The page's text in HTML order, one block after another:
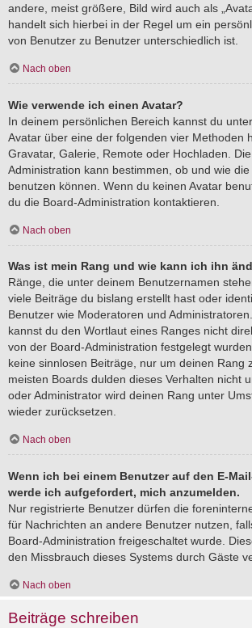
andere, meist größere, Bild wird auch als
handelt sich hierbei in der Regel um ein
von Benutzer zu Benutzer unterschiedlich ist.
Nach oben
Wie verwende ich einen Avatar?
In deinem persönlichen Bereich kannst du unter
Avatar über eine der folgenden vier Methoden
Gravatar, Galerie, Remote oder Hochladen.
Administration kann bestimmen, ob und wie
benutzen können. Wenn du keinen Avatar
du die Board-Administration kontaktieren.
Nach oben
Was ist mein Rang und wie kann ich ihn
Ränge, die unter deinem Benutzernamen
viele Beiträge du bislang erstellt hast oder
Benutzer wie Moderatoren und
kannst du den Wortlaut eines Ranges nicht
von der Board-Administration festgelegt
keine sinnlosen Beiträge, nur um deinen
meisten Boards dulden dieses Verhalten nicht
oder Administrator wird deinen Rang unter
wieder zurücksetzen.
Nach oben
Wenn ich bei einem Benutzer auf den E-
werde ich aufgefordert, mich anzumelden.
Nur registrierte Benutzer dürfen die
für Nachrichten an andere Benutzer nutzen,
Board-Administration freigeschaltet wurde.
den Missbrauch dieses Systems durch Gäste
Nach oben
Beiträge schreiben